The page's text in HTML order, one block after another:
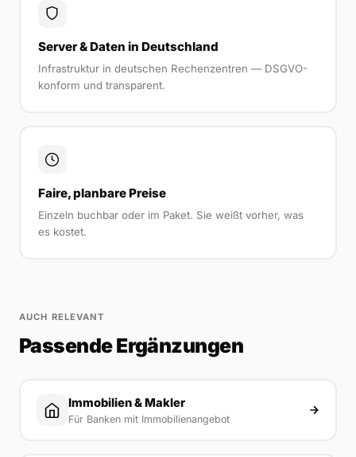
Server & Daten in Deutschland
Infrastruktur in deutschen Rechenzentren — DSGVO-
konform und transparent.
Faire, planbare Preise
Einzeln buchbar oder im Paket. Sie weißt vorher, was
es kostet.
AUCH RELEVANT
Passende Ergänzungen
Immobilien & Makler
Für Banken mit Immobilienangebot